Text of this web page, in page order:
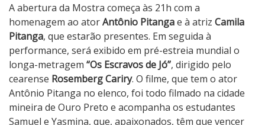
A abertura da Mostra começa às 21h com a
homenagem ao atorAntônio Pitangae à atriz Camila
Pitanga, que estarão presentes. Em seguida à
performance, será exibido em pré-estreia mundial o
longa-metragem “Os Escravos de Jó”, dirigido pelo
cearense Rosemberg Cariry. O filme, que tem o ator
Antônio Pitanga no elenco, foi todo filmado na cidade
mineira de Ouro Preto e acompanha os estudantes
Samuel e Yasmina, que, apaixonados, têm que vencer